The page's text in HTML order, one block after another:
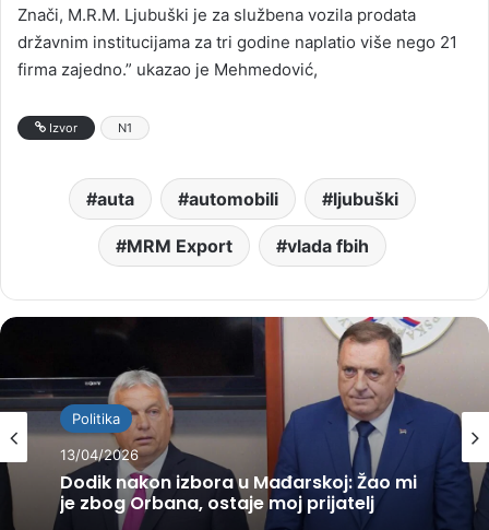
Znači, M.R.M. Ljubuški je za službena vozila prodata
državnim institucijama za tri godine naplatio više nego 21
firma zajedno.” ukazao je Mehmedović,
Izvor N1
auta automobili ljubuški
MRM Export vlada fbih
Politika
13/04/2026
Dodik nakon izbora u Mađarskoj: Žao mi
je zbog Orbana, ostaje moj prijatelj